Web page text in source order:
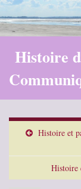
Histoire
Histoire et
Histoire